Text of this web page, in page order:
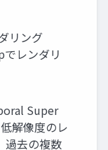
リング
レンダリ
Super
解像度のレ
過去の複数